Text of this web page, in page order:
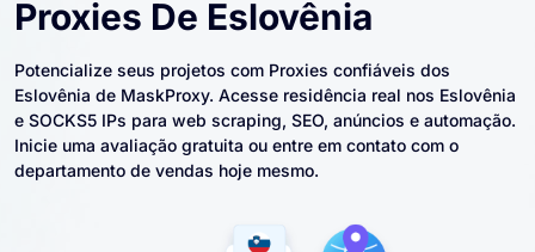
Proxies De Eslovênia
Potencialize seus projetos com Proxies confiáveis ​​dos
Eslovênia de MaskProxy. Acesse residência real nos Eslovênia
e SOCKS5 IPs para web scraping, SEO, anúncios e automação.
Inicie uma avaliação gratuita ou entre em contato com o
departamento de vendas hoje mesmo.